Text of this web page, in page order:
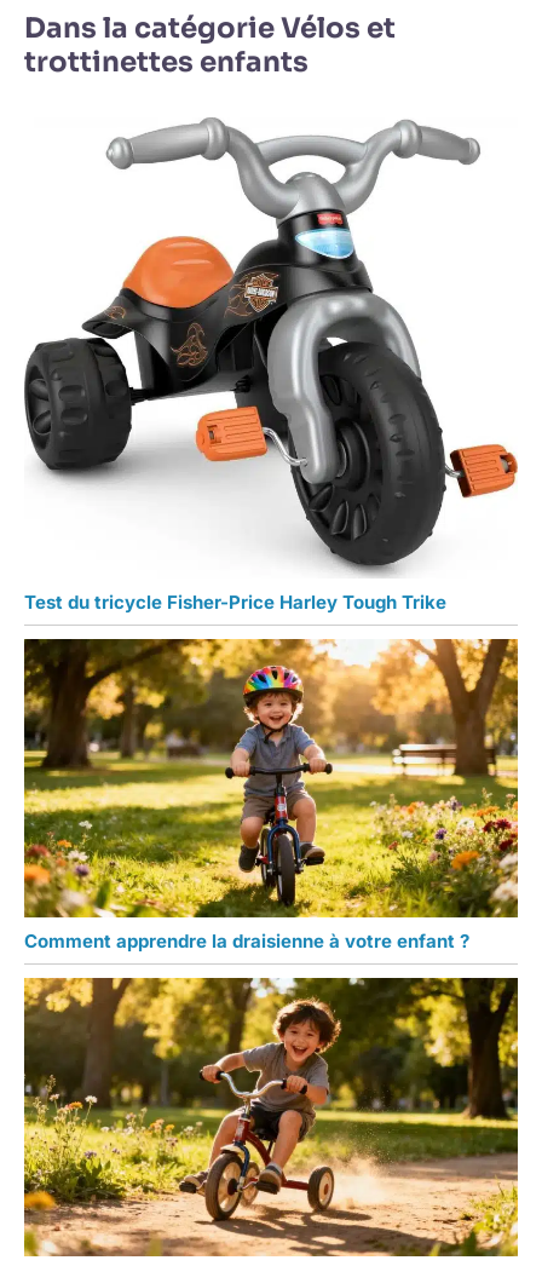
Dans la catégorie Vélos et
trottinettes enfants
Test du tricycle Fisher-Price Harley Tough Trike
Comment apprendre la draisienne à votre enfant ?